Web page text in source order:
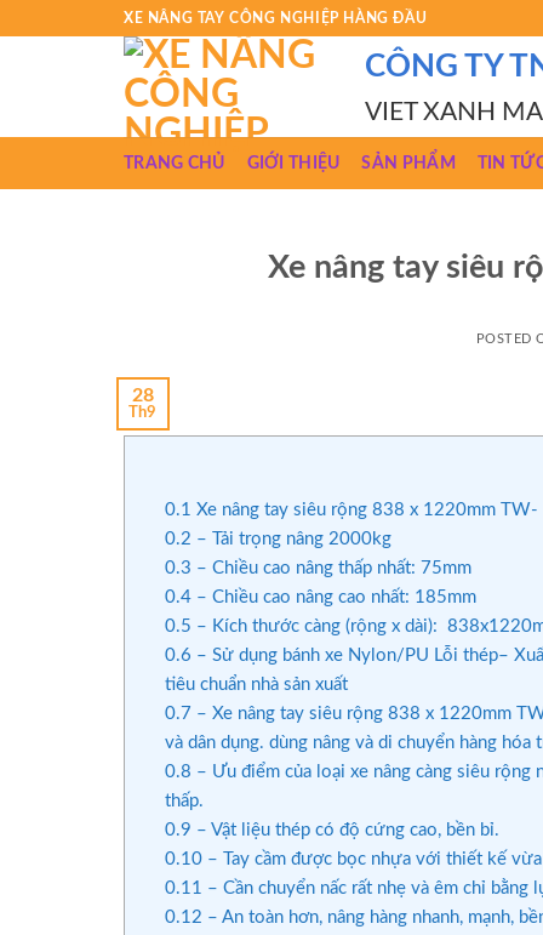
XE NÂNG TAY CÔNG NGHIỆP HÀNG ĐẦU
CÔNG TY
VIET XANH
TRANG CHỦ GIỚI THIỆU SẢN PHẨM TIN
Xe nâng tay siêu
POSTED
28
Th9
0.1 Xe nâng tay siêu rộng 838 x 1220mm TW-
0.2 – Tải trọng nâng 2000kg
0.3 – Chiều cao nâng thấp nhất: 75mm
0.4– Chiều cao nâng cao nhất: 185mm
0.5 – Kích thước càng (rộng x dài):
0.6 – Sử dụng bánh xe Nylon/PU Lỗi thép–
tiêu chuẩn nhà sản xuất
0.7 – Xe nâng tay siêu rộng 838 x 1220mm
và dân dụng. dùng nâng và di chuyển hàng hóa
0.8 – Ưu điểm của loại xe nâng càng siêu rộng
thấp.
0.9 – Vật liệu thép có độ cứng cao, bền bỉ.
0.10– Tay cầm được bọc nhựa với thiết kế
0.11 – Cần chuyển nấc rất nhẹ và êm chỉ bằng
0.12 – An toàn hơn, nâng hàng nhanh, mạnh,